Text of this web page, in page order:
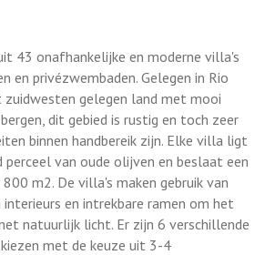
43 onafhankelijke en moderne villa's
en privézwembaden. Gelegen in Rio
zuidwesten gelegen land met mooi
dit gebied is rustig en toch zeer
binnen handbereik zijn. Elke villa ligt
perceel van oude olijven en beslaat een
m2. De villa's maken gebruik van
en intrekbare ramen om het
natuurlijk licht. Er zijn 6 verschillende
met de keuze uit 3-4